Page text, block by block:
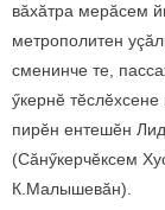
вăхăтра мерăсем
метрополитен
сменинче те,
ӳкернӗ
пирӗн ентешӗн
(Сăнӳкерчӗксем
К.Малышевăн).